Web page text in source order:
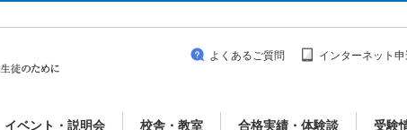
イベント・説明会 校舎・教室 合格実績・体験談 受験
よくあるご質問 インターネット